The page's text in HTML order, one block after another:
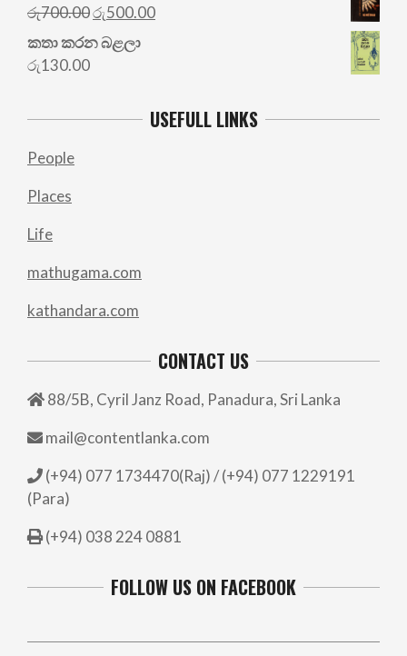
රු700.00Original
price
was:
රු500.00Current
කතා කරන බළලා
රු130.00
USEFULL LINKS
People
Places
Life
mathugama.com
kathandara.com
CONTACT US
88/5B, Cyril Janz Road, Panadura, Sri Lanka
mail@contentlanka.com
(+94) 077 1734470(Raj) / (+94) 077 1229191
(Para)
(+94) 038 224 0881
FOLLOW US ON FACEBOOK